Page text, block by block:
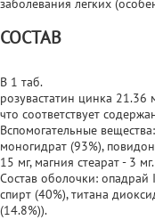
заболевания легких
СОСТАВ
В 1 таб.
розувастатин цинка 21.36
что соответствует
Вспомогательные
моногидрат (93%),
15 мг, магния стеарат - 3 мг.
Состав оболочки:
спирт (40%), титана
(14.8%)).